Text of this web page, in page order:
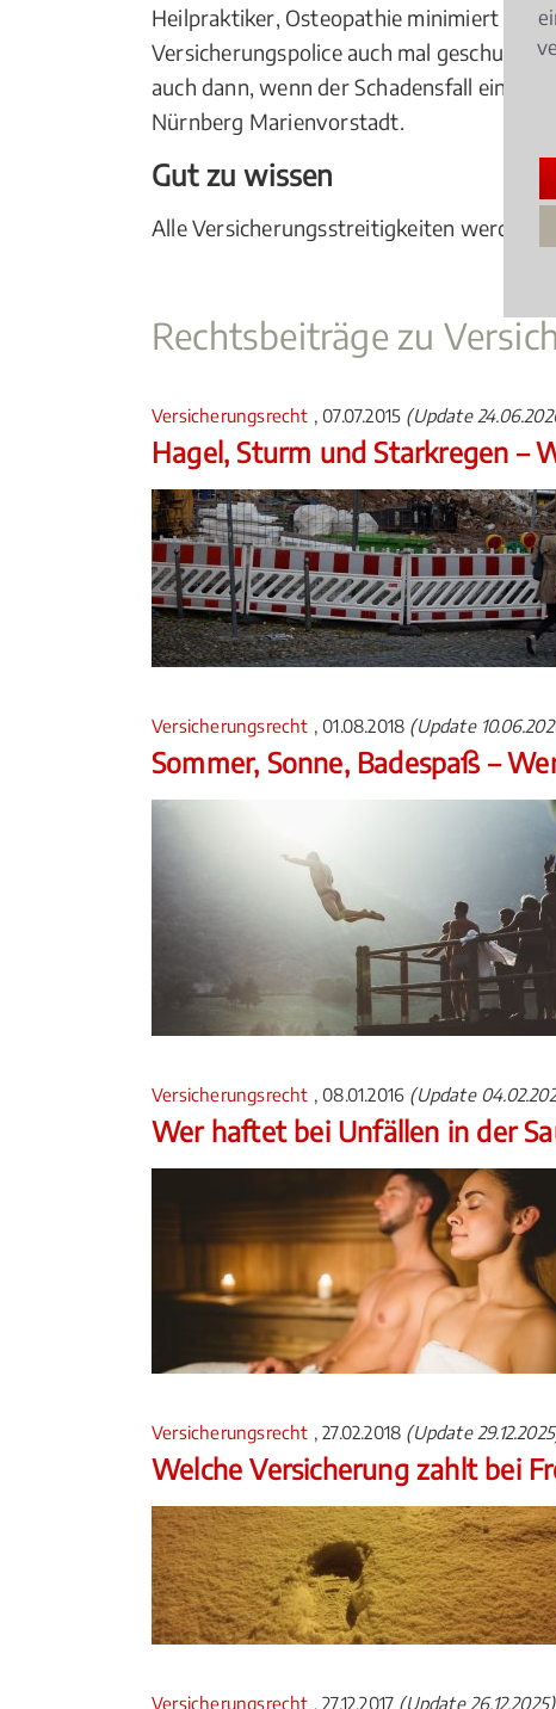
Heilpraktiker, Osteopathie minimiert oder
Versicherungspolice auch mal
auch dann, wenn der Schadensfall
Nürnberg Marienvorstadt.
Gut zu wissen
Alle Versicherungsstreitigkeiten werden
Rechtsbeiträge zu
Versicherungsrecht , 07.07.2015 (Update
Hagel, Sturm und Starkregen –
Versicherungsrecht , 01.08.2018 (Update
Sommer, Sonne, Badespaß –
Versicherungsrecht , 08.01.2016 (Update
Wer haftet bei Unfällen in der
Versicherungsrecht , 27.02.2018 (Update
Welche Versicherung zahlt bei
Versicherungsrecht , 27.12.2017 (Update 26.12.2025)